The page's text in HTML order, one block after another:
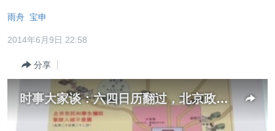
内
容
到
最新国际新闻
印太
分类新闻
经济·金融·贸易
人权·法律·宗教
美中关系
雨舟 宝申
2014年6月9日 22:58
分享
时事大家谈：六四日历翻过，北京政府何时翻过历史？